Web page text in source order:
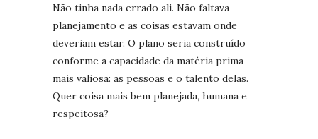
Não tinha nada errado ali. Não faltava
planejamento e as coisas estavam onde
deveriam estar. O plano seria construído
conforme a capacidade da matéria prima
mais valiosa: as pessoas e o talento delas.
Quer coisa mais bem planejada, humana e
respeitosa?